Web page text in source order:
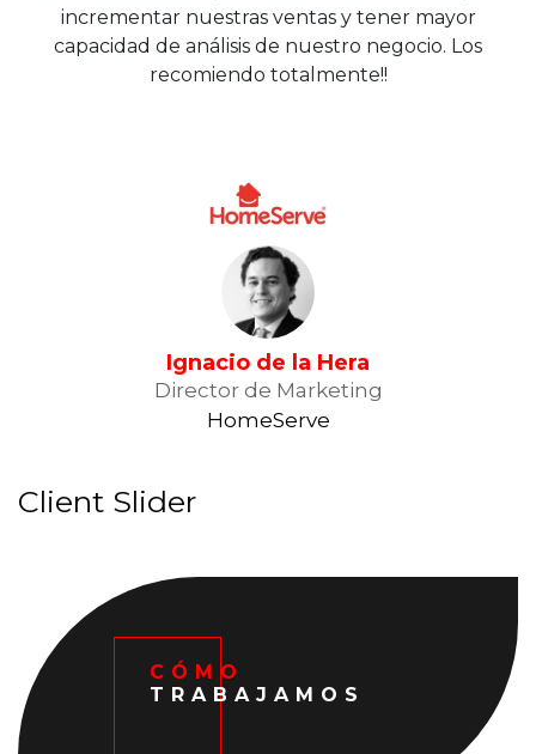
incrementar nuestras ventas y tener mayor
capacidad de análisis de nuestro negocio. Los
recomiendo totalmente!!
Ignacio de la Hera
Director de Marketing
HomeServe
Client Slider
CÓMO
TRABAJAMOS